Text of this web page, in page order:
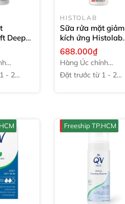
Deep
- 2
HISTOLAB
Sữa rửa mặt giảm
kích ứng Histolab
Counteractive
Bubble Clear
688.000₫
Hàng Úc chính
hãng
Đặt trước từ 1 - 2
Freeship TP.HCM